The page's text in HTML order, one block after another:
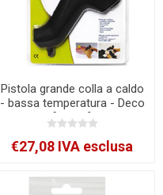
Pistola grande colla a caldo
- bassa temperatura - Deco
[06164]
€27,08 IVA esclusa